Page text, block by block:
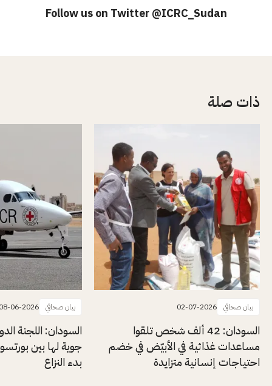
Follow us on Twitter @ICRC_Sudan
ذات صلة
بيان صحافي 02-07-2026
السودان: 42 ألف شخص تلقوا
مساعدات غذائية في الأبيّض في خضم
احتياجات إنسانية متزايدة
بيان صحافي 06-2026
السودان: اللجنة
جوية لها بين
بدء النزاع